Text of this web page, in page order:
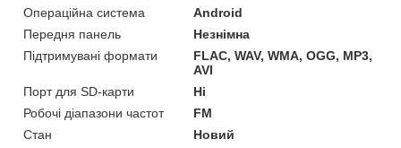
Операційна система
Android
Передня панель
Незнімна
Підтримувані формати
FLAC, WAV, WMA, OGG, MP3,
AVI
Порт для SD-карти
Ні
Робочі діапазони частот
FM
Стан
Новий